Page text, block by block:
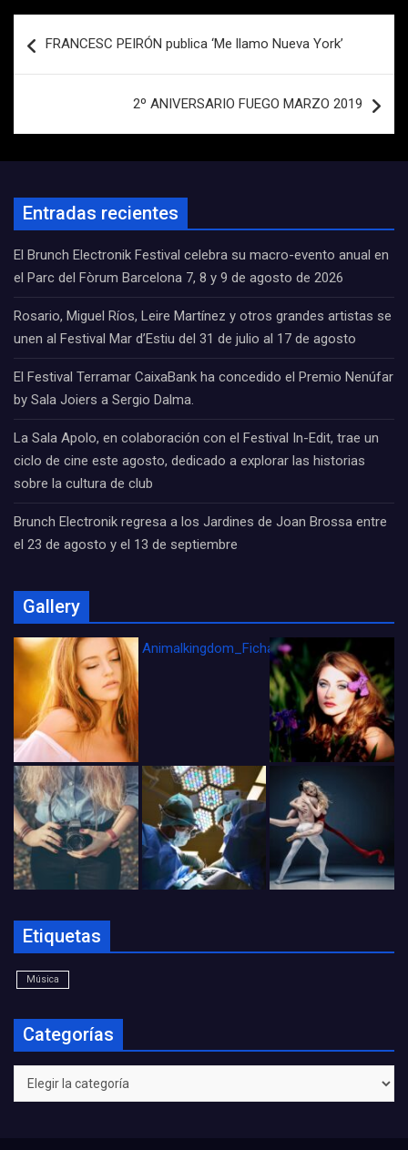
de
FRANCESC PEIRÓN publica ‘Me llamo Nueva York’
2º ANIVERSARIO FUEGO MARZO 2019
Entradas recientes
El Brunch Electronik Festival celebra su macro-evento anual en
el Parc del Fòrum Barcelona 7, 8 y 9 de agosto de 2026
Rosario, Miguel Ríos, Leire Martínez y otros grandes artistas se
unen al Festival Mar d’Estiu del 31 de julio al 17 de agosto
El Festival Terramar CaixaBank ha concedido el Premio Nenúfar
by Sala Joiers a Sergio Dalma.
La Sala Apolo, en colaboración con el Festival In-Edit, trae un
ciclo de cine este agosto, dedicado a explorar las historias
sobre la cultura de club
Brunch Electronik regresa a los Jardines de Joan Brossa entre
el 23 de agosto y el 13 de septiembre
Gallery
Animalkingdom_FichaCine
Etiquetas
Música
Categorías
Categorías